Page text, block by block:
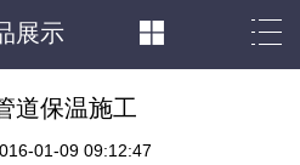
展示
道保温施工
01-09 09:12:47